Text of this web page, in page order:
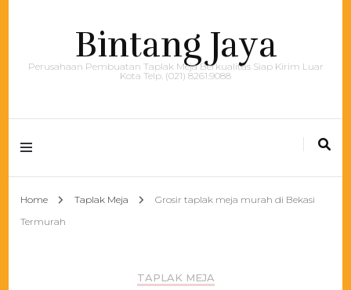
Bintang Jaya
Perusahaan Pembuatan Taplak Meja Berkualitas Siap Kirim Luar
Kota Telp. (021) 8261.9088
Home Taplak Meja
Grosir taplak meja murah di Bekasi
Termurah
TAPLAK MEJA